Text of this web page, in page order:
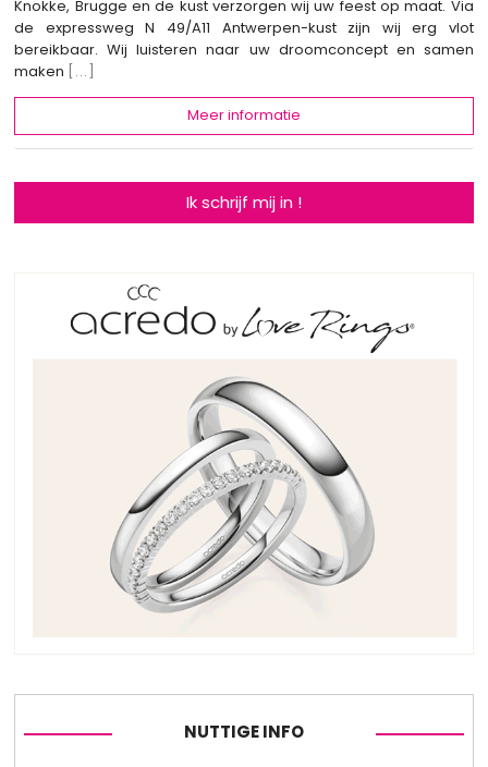
Knokke, Brugge en de kust verzorgen wij uw feest op maat. Via
de expressweg N 49/A11 Antwerpen-kust zijn wij erg vlot
bereikbaar. Wij luisteren naar uw droomconcept en samen
maken [...]
Meer informatie
Ik schrijf mij in !
NUTTIGE INFO